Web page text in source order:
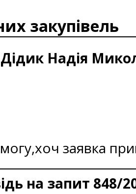
закупівель
Надія
заявка
на запит 848/